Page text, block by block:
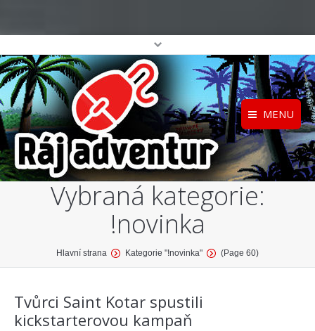
MENU
Registrace
Přihlášení
Profil
Home
O projektu
Katalog her
Vybraná kategorie:
!novinka
You are here:Hlavní strana Kategorie "!novinka" (Page 60)
Tvůrci Saint Kotar spustili
kickstarterovou kampaň